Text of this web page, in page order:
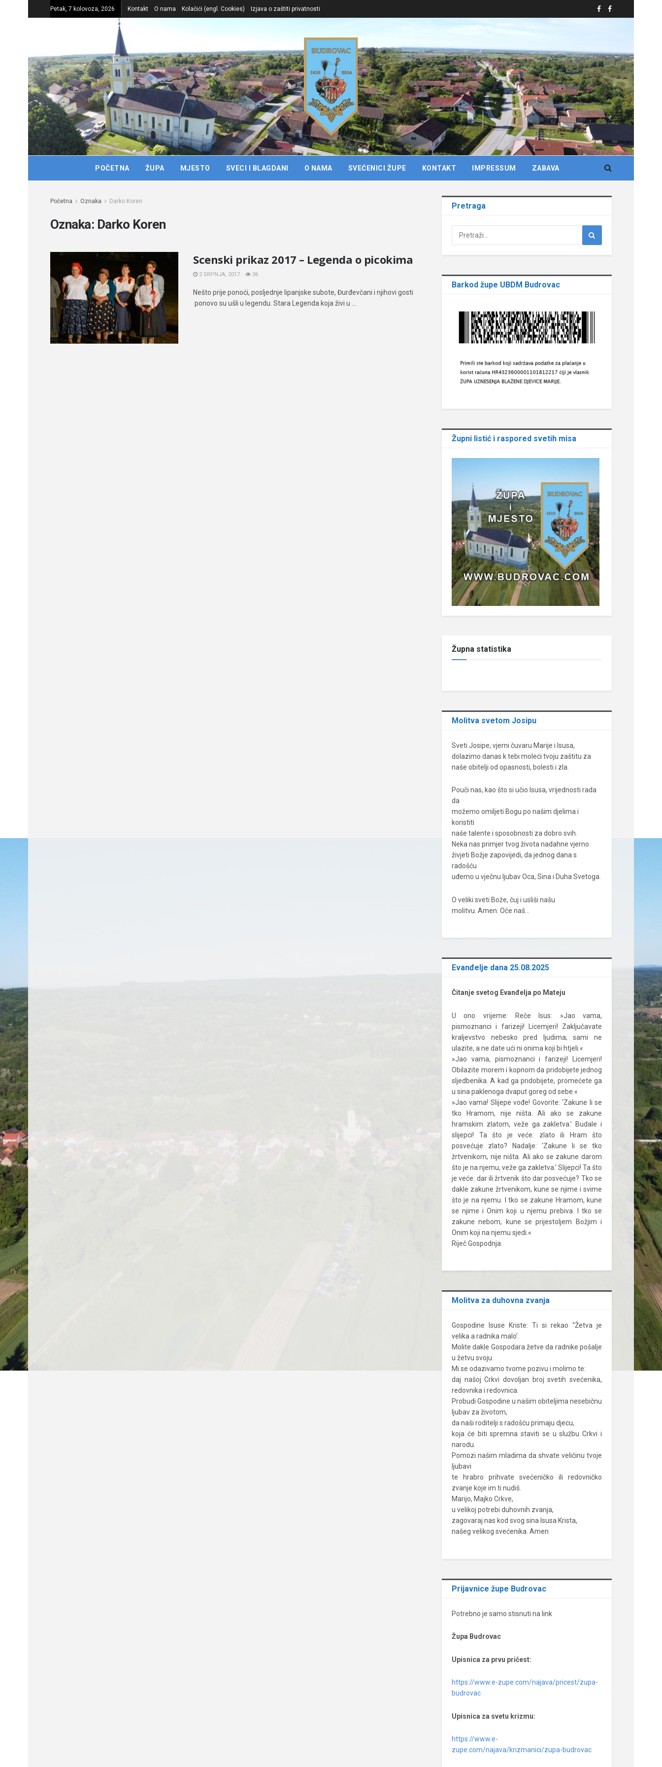
Petak, 7 kolovoza, 2026 Kontakt O nama Kolačići (engl. Cookies) Izjava o zaštiti privatnosti
POČETNA ŽUPA MJESTO SVECI I BLAGDANI O NAMA SVEĆENICI ŽUPE KONTAKT IMPRESSUM ZABAVA
Početna Oznaka Darko Koren
Oznaka: Darko Koren
Scenski prikaz 2017 – Legenda o picokima
2 SRPNJA, 2017 36
Nešto prije ponoći, posljednje lipanjske subote, Đurđevčani i njihovi gosti
ponovo su ušli u legendu. Stara Legenda koja živi u ...
Pretraga
Barkod župe UBDM Budrovac
Župni listić i raspored svetih misa
Župna statistika
Molitva svetom Josipu
Sveti Josipe, vjerni čuvaru Marije i Isusa,
dolazimo danas k tebi moleći tvoju zaštitu za
naše obitelji od opasnosti, bolesti i zla.
Pouči nas, kao što si učio Isusa, vrijednosti rada
da
možemo omiljeti Bogu po našim djelima i
koristiti
naše talente i sposobnosti za dobro svih.
Neka nas primjer tvog života nadahne vjerno
živjeti Božje zapovijedi, da jednog dana s
radošću
uđemo u vječnu ljubav Oca, Sina i Duha Svetoga.
O veliki sveti Bože, čuj i usliši našu
molitvu. Amen. Oče naš…
Evanđelje dana 25.08.2025
Čitanje svetog Evanđelja po Mateju
U ono vrijeme: Reče Isus: »Jao vama,
pismoznanci i farizeji! Licemjeri! Zaključavate
kraljevstvo nebesko pred ljudima; sami ne
ulazite, a ne date ući ni onima koji bi htjeli.«
»Jao vama, pismoznanci i farizeji! Licemjeri!
Obilazite morem i kopnom da pridobijete jednog
sljedbenika. A kad ga pridobijete, promećete ga
u sina paklenoga dvaput goreg od sebe.«
»Jao vama! Slijepe vođe! Govorite: ‘Zakune li se
tko Hramom, nije ništa. Ali ako se zakune
hramskim zlatom, veže ga zakletva.’ Budale i
slijepci! Ta što je veće: zlato ili Hram što
posvećuje zlato? Nadalje: ‘Zakune li se tko
žrtvenikom, nije ništa. Ali ako se zakune darom
što je na njemu, veže ga zakletva.’ Slijepci! Ta što
je veće: dar ili žrtvenik što dar posvećuje? Tko se
dakle zakune žrtvenikom, kune se njime i svime
što je na njemu. I tko se zakune Hramom, kune
se njime i Onim koji u njemu prebiva. I tko se
zakune nebom, kune se prijestoljem Božjim i
Onim koji na njemu sjedi.«
Riječ Gospodnja.
Molitva za duhovna zvanja
Gospodine Isuse Kriste: Ti si rekao “Žetva je
velika a radnika malo’.
Molite dakle Gospodara žetve da radnike pošalje
u žetvu svoju.
Mi se odazivamo tvome pozivu i molimo te:
daj našoj Crkvi dovoljan broj svetih svećenika,
redovnika i redovnica.
Probudi Gospodine u našim obiteljima nesebičnu
ljubav za životom,
da naši roditelji s radošću primaju djecu,
koja će biti spremna staviti se u službu Crkvi i
narodu.
Pomozi našim mladima da shvate veličinu tvoje
ljubavi
te hrabro prihvate svećeničko ili redovničko
zvanje koje im ti nudiš.
Marijo, Majko Crkve,
u velikoj potrebi duhovnih zvanja,
zagovaraj nas kod svog sina Isusa Krista,
našeg velikog svećenika. Amen
Prijavnice župe Budrovac
Potrebno je samo stisnuti na link
Župa Budrovac
Upisnica za prvu pričest:
https://www.e-zupe.com/najava/pricest/zupa-
budrovac
Upisnica za svetu krizmu:
https://www.e-
zupe.com/najava/krizmanici/zupa-budrovac